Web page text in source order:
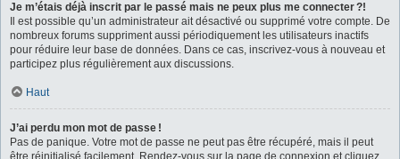
Je m’étais déjà inscrit par le passé mais ne peux plus me connecter ?!
Il est possible qu’un administrateur ait désactivé ou supprimé votre compte. De
nombreux forums suppriment aussi périodiquement les utilisateurs inactifs
pour réduire leur base de données. Dans ce cas, inscrivez-vous à nouveau et
participez plus régulièrement aux discussions.
Haut
J’ai perdu mon mot de passe !
Pas de panique. Votre mot de passe ne peut pas être récupéré, mais il peut
être réinitialisé facilement. Rendez-vous sur la page de connexion et cliquez